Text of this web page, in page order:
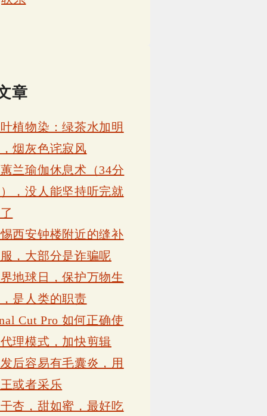
章
植物染：绿茶水加明
烟灰色诧寂风
兰瑜伽休息术（34分
，没人能坚持听完就
西安钟楼附近的缝补
，大部分是诈骗呢
地球日，保护万物生
是人类的职责
Cut Pro 如何正确使
理模式，加快剪辑
后容易有毛囊炎，用
或者采乐
杏，甜如蜜，最好吃